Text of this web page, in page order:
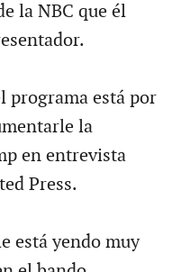
la NBC que él
programa está por
la
en entrevista
Press.
está yendo muy